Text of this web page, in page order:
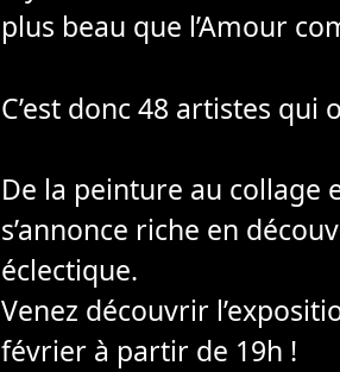
plus beau que l’Amour
C’est donc 48 artistes qui
De la peinture au collage
s’annonce riche en
éclectique.
Venez découvrir
février à partir de 19h !